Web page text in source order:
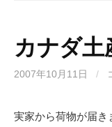
カナダ土
2007年10月11日 /
実家から荷物が届き